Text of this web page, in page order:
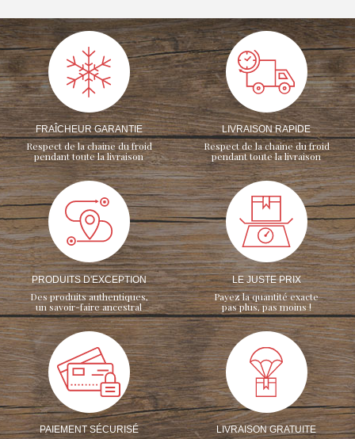
FRAÎCHEUR GARANTIE
Respect de la chaine du froid
pendant toute la livraison
LIVRAISON RAPIDE
Respect de la chaine du froid
pendant toute la livraison
PRODUITS D'EXCEPTION
Des produits authentiques,
un savoir-faire ancestral
LE JUSTE PRIX
Payez la quantité exacte
pas plus, pas moins !
PAIEMENT SÉCURISÉ LIVRAISON GRATUITE